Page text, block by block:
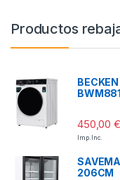
Productos
450,00€
Imp. Inc.
206CM